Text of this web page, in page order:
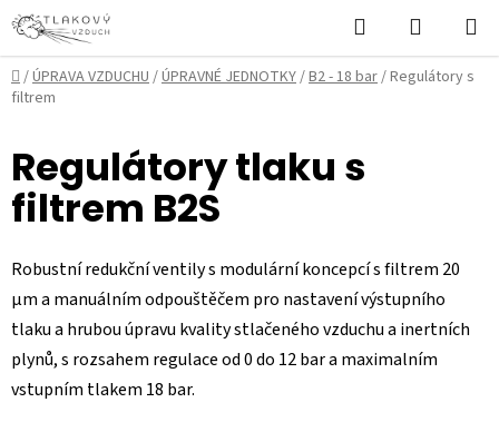
Přejít
na
obsah
Hledat
KOŠÍK
Domů
/ÚPRAVA VZDUCHU/ÚPRAVNÉ JEDNOTKY/B2 - 18 bar/Regulátory s
filtrem
Regulátory tlaku s
filtrem B2S
Robustní redukční ventily s modulární koncepcí s filtrem 20
µm a manuálním odpouštěčem pro nastavení výstupního
tlaku a hrubou úpravu kvality stlačeného vzduchu a inertních
plynů, s rozsahem regulace od 0 do 12 bar a maximalním
vstupním tlakem 18 bar.